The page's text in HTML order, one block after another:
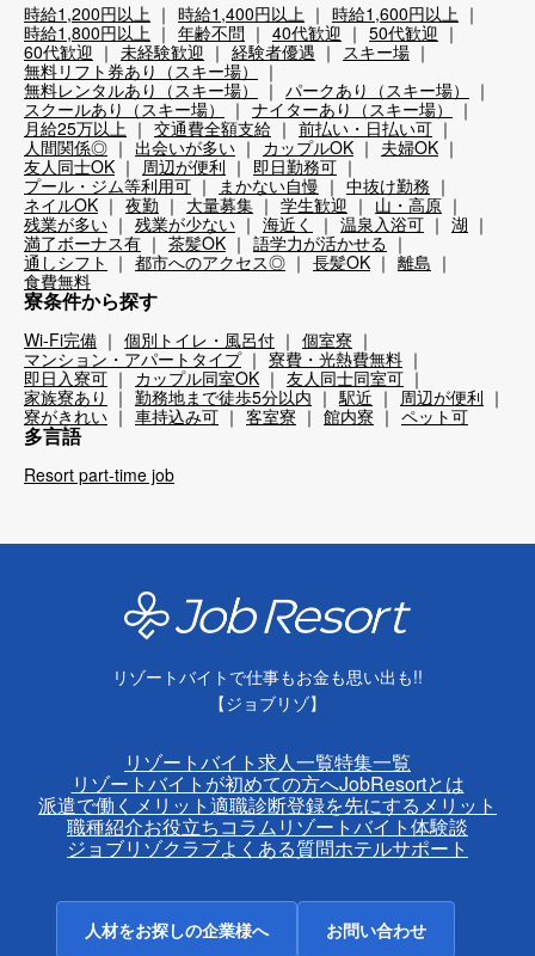
時給1,200円以上 時給1,400円以上
時給1,600円以上
時給1,800円以上
年齢不問 40代歓迎
50代歓迎
60代歓迎
未経験歓迎 経験者優遇
スキー場
無料リフト券あり（スキー場）
無料レンタルあり（スキー場）
パークあり（スキー場）
スクールあり（スキー場）
ナイターあり（スキー場）
月給25万以上
交通費全額支給
前払い・日払い可
人間関係◎
出会いが多い カップルOK
夫婦OK
友人同士OK
周辺が便利
即日勤務可
プール・ジム等利用可
まかない自慢
中抜け勤務
ネイルOK
夜勤 大量募集 学生歓迎
山・高原
残業が多い
残業が少ない 海近く 温泉入浴可
湖
満了ボーナス有
茶髪OK
語学力が活かせる
通しシフト
都市へのアクセス◎ 長髪OK
離島
食費無料
寮条件から探す
Wi-Fi完備 個別トイレ・風呂付
個室寮
マンション・アパートタイプ
寮費・光熱費無料
即日入寮可
カップル同室OK
友人同士同室可
家族寮あり
勤務地まで徒歩5分以内 駅近
周辺が便利
寮がきれい
車持込み可 客室寮 館内寮 ペット可
多言語
Resort part-time job
リゾートバイトで仕事もお金も思い出も!!
【ジョブリゾ】
リゾートバイト求人一覧特集一覧
リゾートバイトが初めての方へJobResortとは
派遣で働くメリット適職診断登録を先にするメリット
職種紹介お役立ちコラムリゾートバイト体験談
ジョブリゾクラブよくある質問ホテルサポート
人材をお探しの企業様へ お問い合わせ